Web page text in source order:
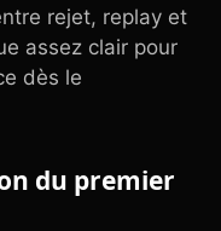
rejet, replay et
assez clair pour
dès le
du premier